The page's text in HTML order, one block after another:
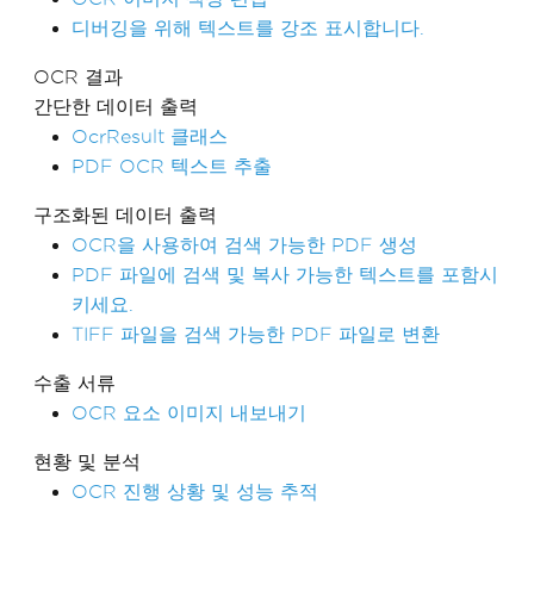
디버깅을 위해 텍스트를 강조 표시합니다.
OCR 결과
간단한 데이터 출력
OcrResult 클래스
PDF OCR 텍스트 추출
구조화된 데이터 출력
OCR을 사용하여 검색 가능한 PDF 생성
PDF 파일에 검색 및 복사 가능한 텍스트를 포함시
키세요.
TIFF 파일을 검색 가능한 PDF 파일로 변환
수출 서류
OCR 요소 이미지 내보내기
현황 및 분석
OCR 진행 상황 및 성능 추적